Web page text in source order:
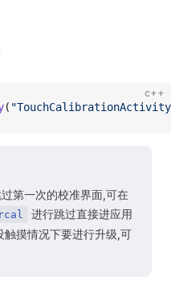
c++
(
第一次的校准界面,可在
进行跳过直接进应用
摸情况下要进行升级,可